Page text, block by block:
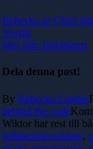
Rebecka är Chief
Nordic
Mer från författaren
Dela denna post!
By Rebecka Lindhe
behind the code
Wiktor har rest till
fullstackutvecklare,